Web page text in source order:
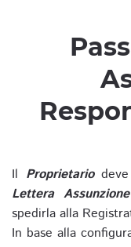
Il Proprietariodeve
Lettera
spedirla alla
In base alla